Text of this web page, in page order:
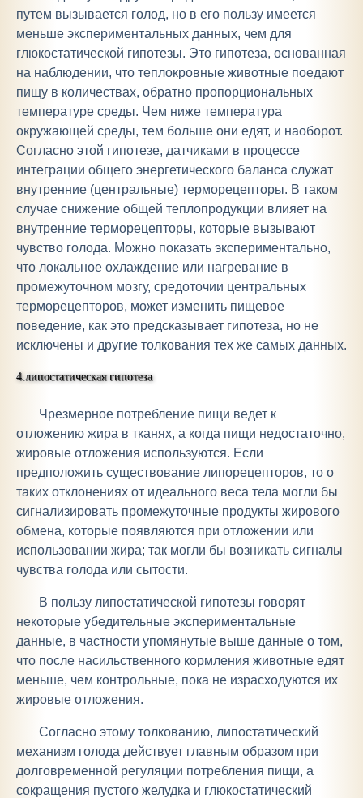
путем вызывается голод, но в его пользу имеется
меньше экспериментальных данных, чем для
глюкостатической гипотезы. Это гипотеза, основанная
на наблюдении, что теплокровные животные поедают
пищу в количествах, обратно пропорциональных
температуре среды. Чем ниже температура
окружающей среды, тем больше они едят, и наоборот.
Согласно этой гипотезе, датчиками в процессе
интеграции общего энергетического баланса служат
внутренние (центральные) терморецепторы. В таком
случае снижение общей теплопродукции влияет на
внутренние терморецепторы, которые вызывают
чувство голода. Можно показать экспериментально,
что локальное охлаждение или нагревание в
промежуточном мозгу, средоточии центральных
терморецепторов, может изменить пищевое
поведение, как это предсказывает гипотеза, но не
исключены и другие толкования тех же самых данных.
4.липостатическая гипотеза
Чрезмерное потребление пищи ведет к
отложению жира в тканях, а когда пищи недостаточно,
жировые отложения используются. Если
предположить существование липорецепторов, то о
таких отклонениях от идеального веса тела могли бы
сигнализировать промежуточные продукты жирового
обмена, которые появляются при отложении или
использовании жира; так могли бы возникать сигналы
чувства голода или сытости.
В пользу липостатической гипотезы говорят
некоторые убедительные экспериментальные
данные, в частности упомянутые выше данные о том,
что после насильственного кормления животные едят
меньше, чем контрольные, пока не израсходуются их
жировые отложения.
Согласно этому толкованию, липостатический
механизм голода действует главным образом при
долговременной регуляции потребления пищи, а
сокращения пустого желудка и глюкостатический